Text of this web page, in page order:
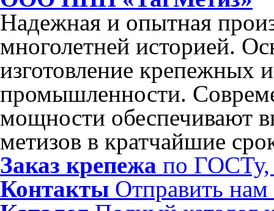
Надежная и опытная
многолетней историей.
изготовление крепежных
промышленности.
мощности обеспечивают
метизов в кратчайшие
Заказ крепежа по ГОСТу,
Контакты Отправить